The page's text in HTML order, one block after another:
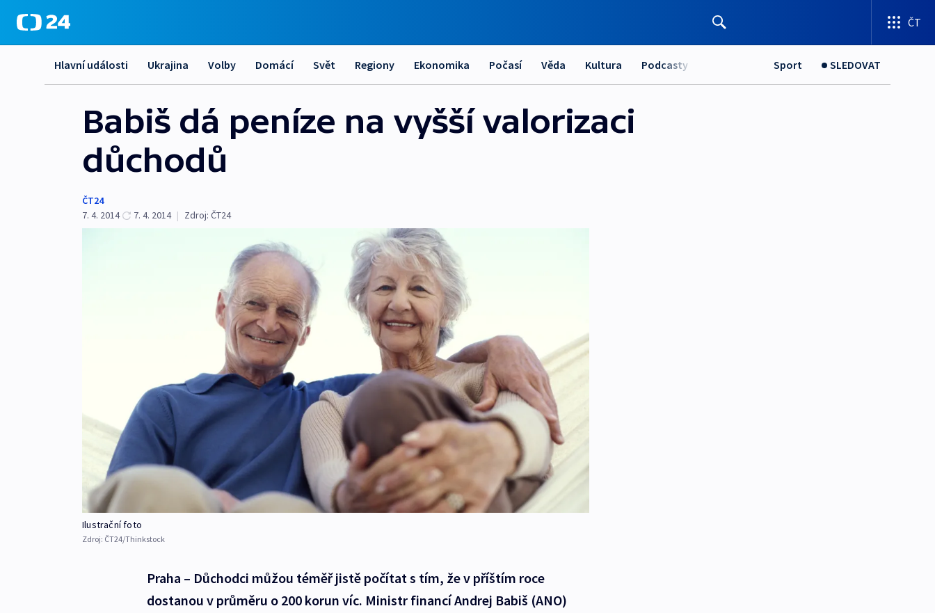
ČT
Hlavní události Ukrajina Volby Domácí Svět Regiony Ekonomika Počasí Věda Kultura Podcasty Sport SLEDOVAT
Babiš dá peníze na vyšší valorizaci
důchodů
ČT24
7. 4. 2014
7. 4. 2014 | Zdroj: ČT24
Ilustrační foto
Zdroj: ČT24/Thinkstock
Praha – Důchodci můžou téměř jistě počítat s tím, že v příštím roce
dostanou v průměru o 200 korun víc. Ministr financí Andrej Babiš (ANO)